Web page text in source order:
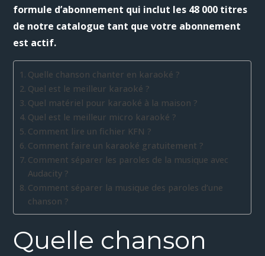
formule d’abonnement qui inclut les 48 000 titres
de notre catalogue tant que votre abonnement
est actif.
Quelle chanson chanter en karaoké ?
Quel est le meilleur karaoké ?
Quel matériel pour karaoké à la maison ?
Quel est le meilleur micro karaoké ?
Comment lire un fichier KFN ?
Comment faire un karaoké gratuitement ?
Comment séparer les paroles de la musique avec
Audacity ?
Comment séparer la musique des paroles d’une
chanson ?
Quelle chanson